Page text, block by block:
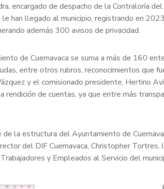
encargado de despacho de la Contraloría
le han llegado al municipio, registrando en
además 300 avisos de privacidad.
de Cuernavaca se suma a más de 160
entre otros rubros, reconocimientos que
y el comisionado presidente, Hertino
rendición de cuentas, ya que entre más
la estructura del Ayuntamiento de
del DIF Cuernavaca, Christopher
y Empleados al Servicio del